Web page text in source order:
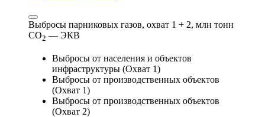
Выбросы парниковых газов, охват 1 + 2, млн тонн
СО2 — ЭКВ
Выбросы от населения и объектов
инфраструктуры (Охват 1)
Выбросы от производственных объектов
(Охват 1)
Выбросы от производственных объектов
(Охват 2)